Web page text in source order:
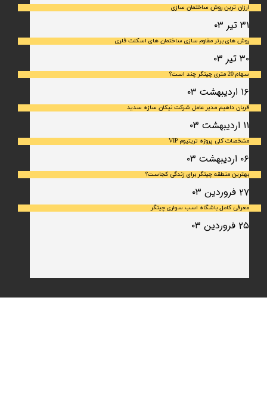
ارزان ترین روش ساختمان سازی
۳۱ تیر ۰۳
روش های برتر مقاوم سازی ساختمان های اسکلت فلری
۳۰ تیر ۰۳
سهام 20 متری چیتگر چند است؟
۱۶ اردیبهشت ۰۳
قربان داهیم مدیر عامل شرکت نیکان سازه سدید
۱۱ اردیبهشت ۰۳
مشخصات کلی پروژه تریتیوم VIP
۰۶ اردیبهشت ۰۳
بهترین منطقه چیتگر برای زندگی کجاست؟
۲۷ فروردین ۰۳
معرفی کامل باشگاه اسب سواری چیتگر
۲۵ فروردین ۰۳